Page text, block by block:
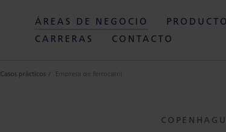
ÁREAS DE NEGOCIO
CARRERAS
CONTACTO
Casos prácticos Empresa de ferrocarril